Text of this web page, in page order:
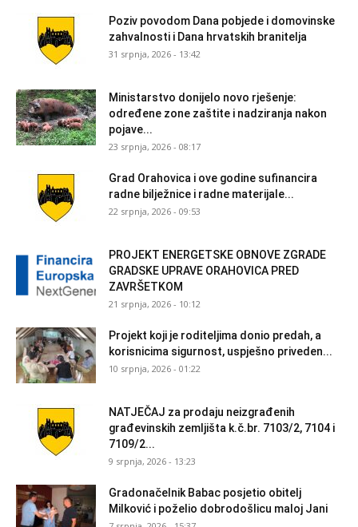
Poziv povodom Dana pobjede i domovinske
zahvalnosti i Dana hrvatskih branitelja
31 srpnja, 2026 - 13:42
Ministarstvo donijelo novo rješenje:
određene zone zaštite i nadziranja nakon
pojave...
23 srpnja, 2026 - 08:17
Grad Orahovica i ove godine sufinancira
radne bilježnice i radne materijale...
22 srpnja, 2026 - 09:53
PROJEKT ENERGETSKE OBNOVE ZGRADE
GRADSKE UPRAVE ORAHOVICA PRED
ZAVRŠETKOM
21 srpnja, 2026 - 10:12
Projekt koji je roditeljima donio predah, a
korisnicima sigurnost, uspješno priveden...
10 srpnja, 2026 - 01:22
NATJEČAJ za prodaju neizgrađenih
građevinskih zemljišta k.č.br. 7103/2, 7104 i
7109/2...
9 srpnja, 2026 - 13:23
Gradonačelnik Babac posjetio obitelj
Milković i poželio dobrodošlicu maloj Jani